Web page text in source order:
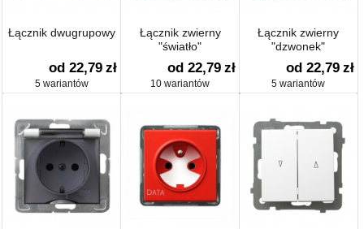
Łącznik dwugrupowy
od 22,79 zł
5 wariantów
Łącznik zwierny
"światło"
od 22,79 zł
10 wariantów
Łącznik zwierny
"dzwonek"
od 22,79 zł
5 wariantów